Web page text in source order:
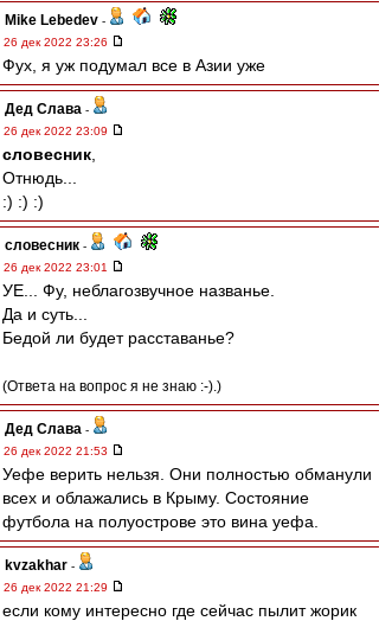
Mike Lebedev -
26 дек 2022 23:26
Фух, я уж подумал все в Азии уже
Дед Слава -
26 дек 2022 23:09
словесник
Отнюдь...
:) :) :)
словесник -
26 дек 2022 23:01
УЕ... Фу, неблагозвучное названье.
Да и суть...
Бедой ли будет расставанье?
(Ответа на вопрос я не знаю :-).)
Дед Слава -
26 дек 2022 21:53
Уефе верить нельзя. Они полностью обманули
всех и облажались в Крыму. Состояние
футбола на полуострове это вина уефа.
kvzakhar -
26 дек 2022 21:29
если кому интересно где сейчас пылит жорик